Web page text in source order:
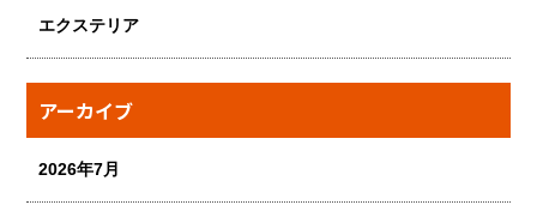
エクステリア
アーカイブ
2026年7月